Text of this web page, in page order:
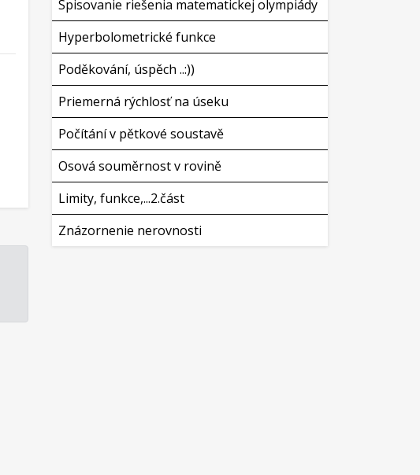
Spisovanie riešenia matematickej olympiády
Hyperbolometrické funkce
Poděkování, úspěch ..:))
Priemerná rýchlosť na úseku
Počítání v pětkové soustavě
Osová souměrnost v rovině
Limity, funkce,...2.část
Znázornenie nerovnosti